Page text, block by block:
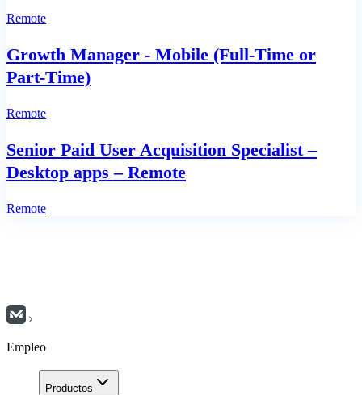
Remote
Growth Manager - Mobile (Full‑Time or
Part‑Time)
Remote
Senior Paid User Acquisition Specialist –
Desktop apps – Remote
Remote
Empleo
Productos